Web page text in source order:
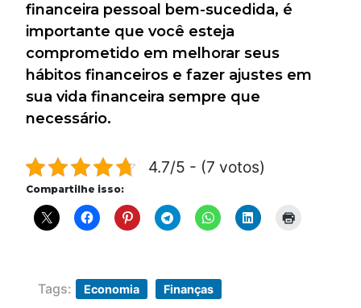
financeira pessoal bem-sucedida, é
importante que você esteja
comprometido em melhorar seus
hábitos financeiros e fazer ajustes em
sua vida financeira sempre que
necessário.
4.7/5 - (7 votos)
Compartilhe isso:
Tags: Economia Finanças